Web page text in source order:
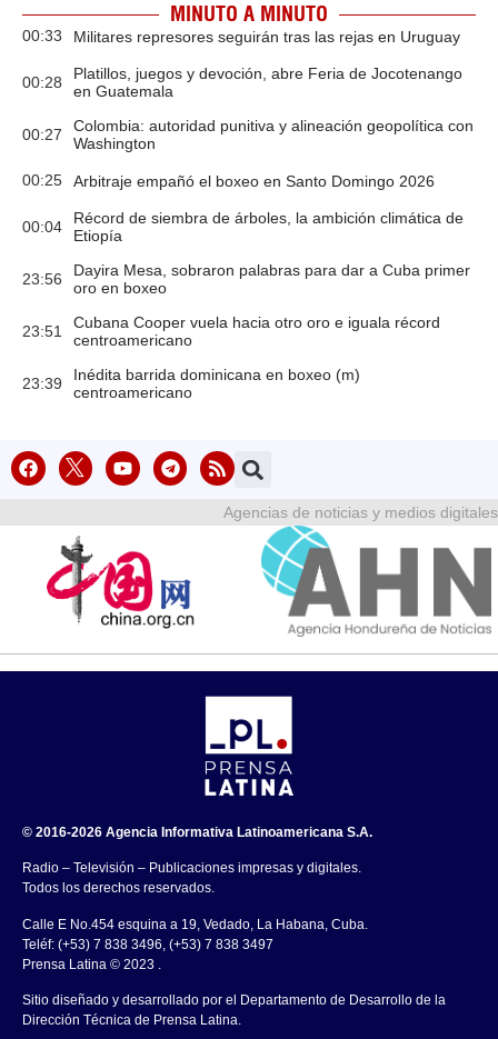
MINUTO A MINUTO
00:33 Militares represores seguirán tras las rejas en Uruguay
00:28
Platillos, juegos y devoción, abre Feria de Jocotenango
en Guatemala
00:27
Colombia: autoridad punitiva y alineación geopolítica con
Washington
00:25 Arbitraje empañó el boxeo en Santo Domingo 2026
00:04
Récord de siembra de árboles, la ambición climática de
Etiopía
23:56
Dayira Mesa, sobraron palabras para dar a Cuba primer
oro en boxeo
23:51
Cubana Cooper vuela hacia otro oro e iguala récord
centroamericano
23:39
Inédita barrida dominicana en boxeo (m)
centroamericano
Agencias de noticias y medios digitales
© 2016-2026 Agencia Informativa Latinoamericana S.A.
Radio – Televisión – Publicaciones impresas y digitales.
Todos los derechos reservados.
Calle E No.454 esquina a 19, Vedado, La Habana, Cuba.
Teléf: (+53) 7 838 3496, (+53) 7 838 3497
Prensa Latina © 2023 .
Sitio diseñado y desarrollado por el Departamento de Desarrollo de la
Dirección Técnica de Prensa Latina.